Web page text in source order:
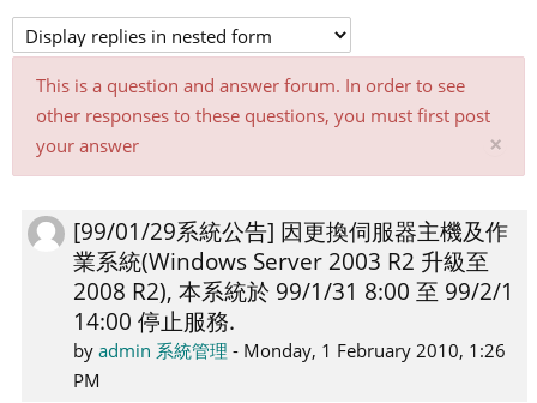
This is a question and answer forum. In order to see
other responses to these questions, you must first post
your answer
×
[99/01/29系統公告] 因更換伺服器主機及作
業系統(Windows Server 2003 R2 升級至
2008 R2), 本系統於 99/1/31 8:00 至 99/2/1
14:00 停止服務.
by admin 系統管理 - Monday, 1 February 2010, 1:26
PM
Number
of
replies:
0